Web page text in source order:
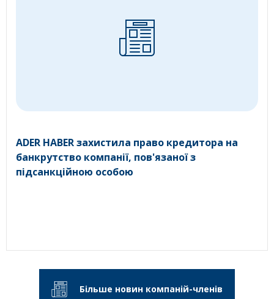
ADER HABER захистила право кредитора на
банкрутство компанії, пов'язаної з
підсанкційною особою
Більше новин компаній-членів